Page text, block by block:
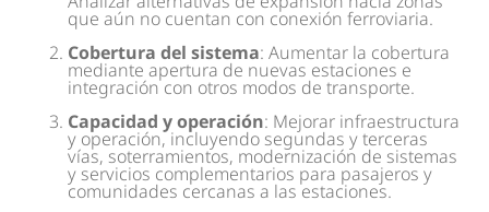
que aún no cuentan con conexión ferroviaria.
Cobertura del sistema: Aumentar la cobertura
mediante apertura de nuevas estaciones e
integración con otros modos de transporte.
Capacidad y operación: Mejorar infraestructura
y operación, incluyendo segundas y terceras
vías, soterramientos, modernización de sistemas
y servicios complementarios para pasajeros y
comunidades cercanas a las estaciones.